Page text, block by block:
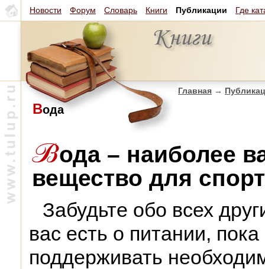
Новости Форум Словарь Книги Публикации Где
Главная →
Вода
ода – наиболее
вещество для
Забудьте обо всех
вас есть о питании,
поддерживать